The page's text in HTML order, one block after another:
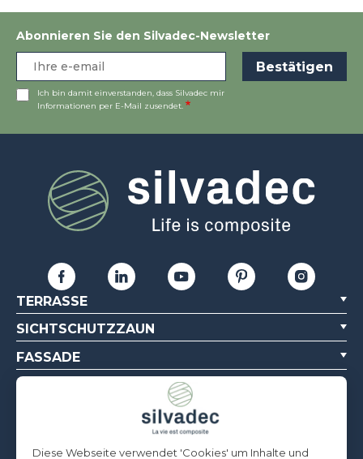
Abonnieren Sie den Silvadec-Newsletter
Ich bin damit einverstanden, dass Silvadec mir
Informationen per E-Mail zusendet.
TERRASSE
SICHTSCHUTZZAUN
FASSADE
PROFESSIONELLE VERLEGER
Diese Webseite verwendet 'Cookies' um Inhalte und